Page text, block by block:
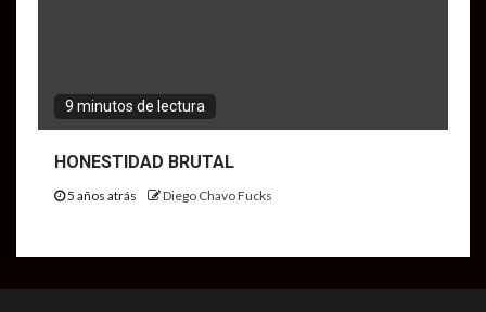
9 minutos de lectura
HONESTIDAD BRUTAL
5 años atrás Diego Chavo Fucks